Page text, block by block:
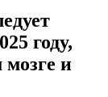
году,
мозге и